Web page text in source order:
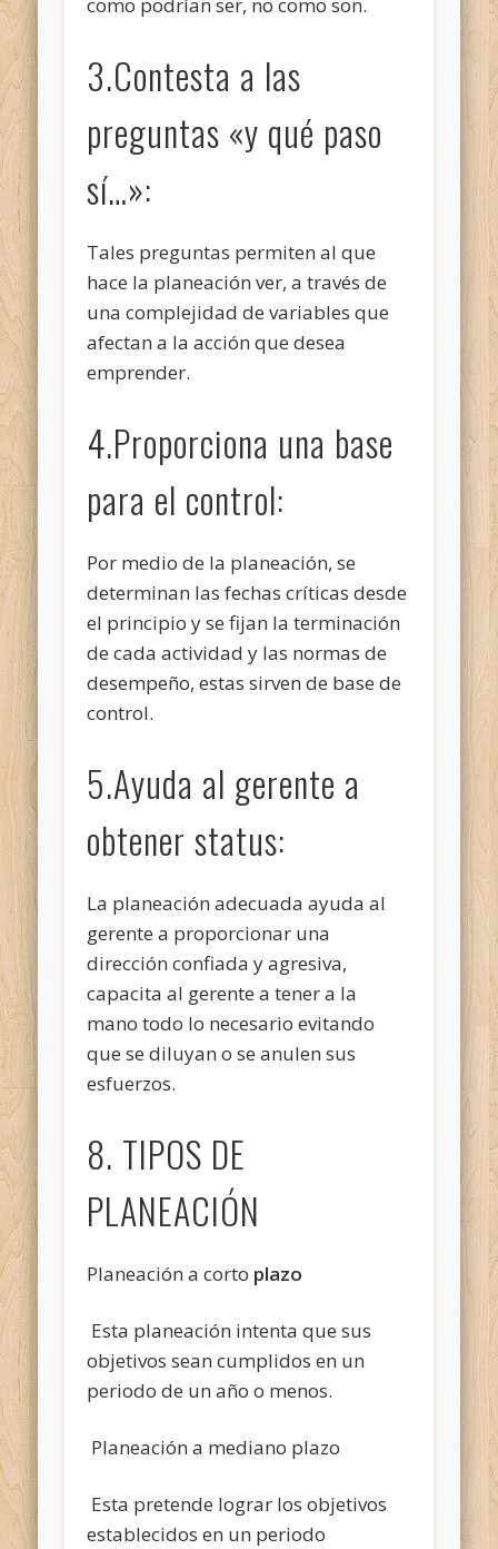
3.Contesta a las
preguntas «y qué paso
sí…»:
Tales preguntas permiten al que
hace la planeación ver, a través de
una complejidad de variables que
afectan a la acción que desea
emprender.
4.Proporciona una base
para el control:
Por medio de la planeación, se
determinan las fechas críticas desde
el principio y se fijan la terminación
de cada actividad y las normas de
desempeño, estas sirven de base de
control.
5.Ayuda al gerente a
obtener status:
La planeación adecuada ayuda al
gerente a proporcionar una
dirección confiada y agresiva,
capacita al gerente a tener a la
mano todo lo necesario evitando
que se diluyan o se anulen sus
esfuerzos.
8. TIPOS DE
PLANEACIÓN
Planeación a corto plazo
Esta planeación intenta que sus
objetivos sean cumplidos en un
periodo de un año o menos.
Planeación a mediano plazo
Esta pretende lograr los objetivos
establecidos en un periodo